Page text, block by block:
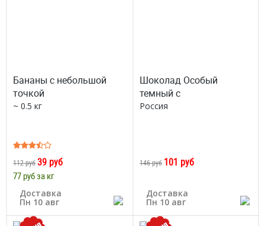
Бананы с небольшой
точкой
~ 0.5 кг
112 руб39 руб
77 руб за кг
Доставка
Пн 10 авг
Шоколад Особый
темный с
Россия
146 руб 101 руб
Доставка
Пн 10 авг